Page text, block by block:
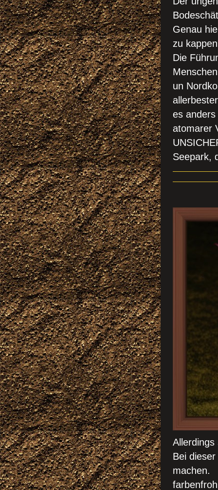
Genau
zu
Die
un
es
atomarer
Seepark,
Bei